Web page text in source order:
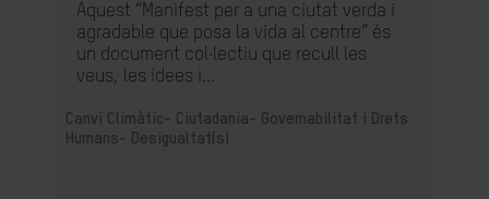
Aquest “Manifest per a una ciutat verda i
agradable que posa la vida al centre” és
un document col·lectiu que recull les
veus, les idees i...
Canvi Climàtic-
Ciutadania- Governabilitat i Drets
Humans-
Desigualtat(s)